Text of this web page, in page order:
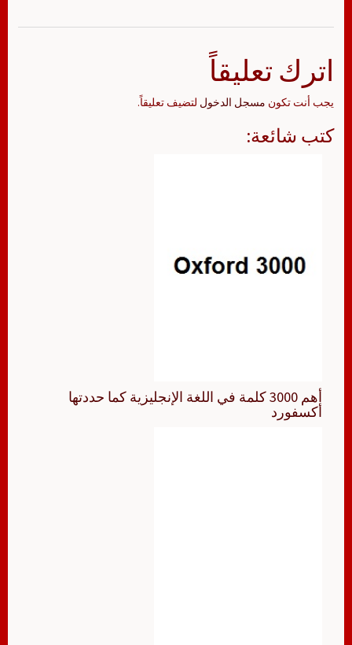
اترك تعليقاً
يجب أنت تكون مسجل الدخول لتضيف تعليقاً.
كتب شائعة:
أهم 3000 كلمة في اللغة الإنجليزية كما حددتها
أكسفورد